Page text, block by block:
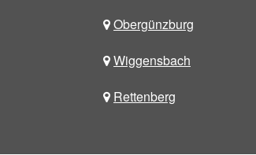
Obergünzburg
Wiggensbach
Rettenberg